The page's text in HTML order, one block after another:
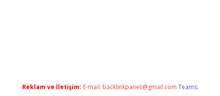
Reklam ve İletişim: E-mail: backlinkpaneli@gmail.com Teams: